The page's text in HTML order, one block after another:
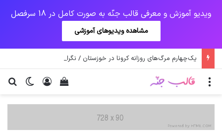
ویدیو آموزش و معرفی قالب جنّه به صورت کامل در 18 سرفصل
مشاهده ویدیوهای آموزشی
تغییر ورود
دیدن سبد خرید منو